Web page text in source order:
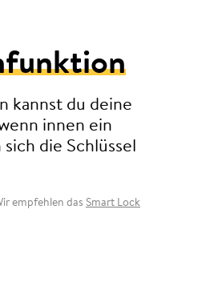
kannst du deine
innen ein
die Schlüssel
empfehlen das Smart Lock